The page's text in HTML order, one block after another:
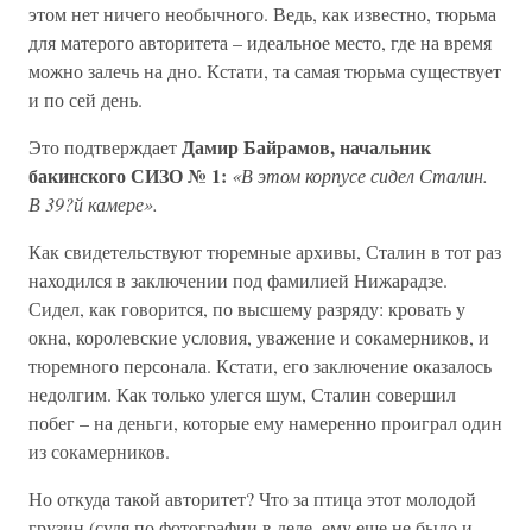
этом нет ничего необычного. Ведь, как известно, тюрьма
для матерого авторитета – идеальное место, где на время
можно залечь на дно. Кстати, та самая тюрьма существует
и по сей день.
Это подтверждаетДамир Байрамов, начальник
бакинского СИЗО № 1: «В этом корпусе сидел Сталин.
В 39?й камере».
Как свидетельствуют тюремные архивы, Сталин в тот раз
находился в заключении под фамилией Нижарадзе.
Сидел, как говорится, по высшему разряду: кровать у
окна, королевские условия, уважение и сокамерников, и
тюремного персонала. Кстати, его заключение оказалось
недолгим. Как только улегся шум, Сталин совершил
побег – на деньги, которые ему намеренно проиграл один
из сокамерников.
Но откуда такой авторитет? Что за птица этот молодой